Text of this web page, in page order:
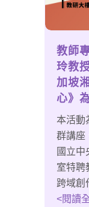
教師
玲教
加坡
心》
本活動
群講座
國立中
室特聘
跨域創
<閱讀